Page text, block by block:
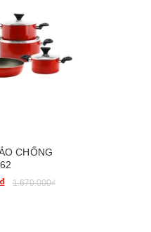
CHỐNG
1.670.000₫